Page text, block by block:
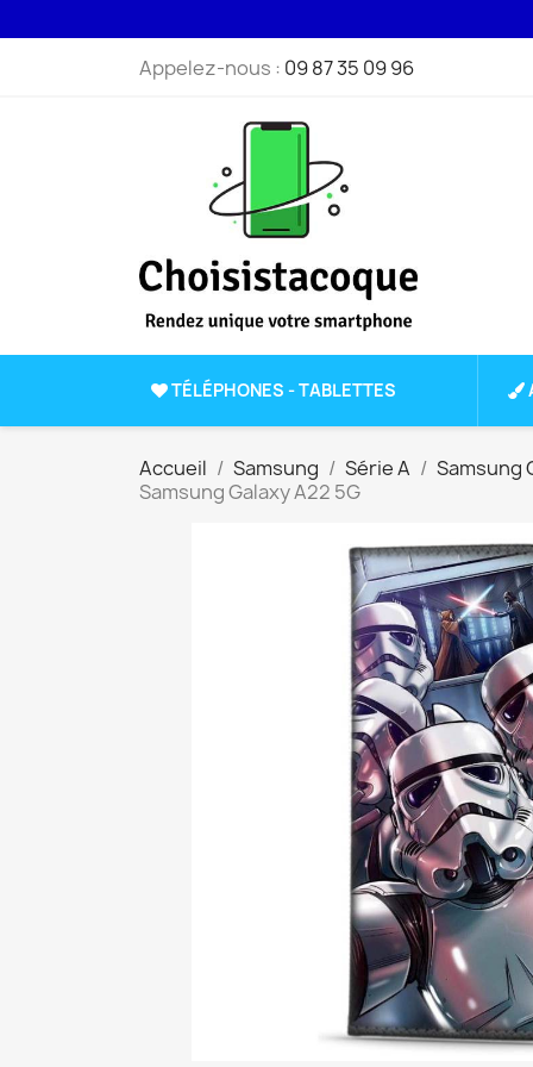
Appelez-nous : 09 87 35 09 96
TÉLÉPHONES - TABLETTES
Accueil Samsung Série A
Samsung
Samsung Galaxy A22 5G